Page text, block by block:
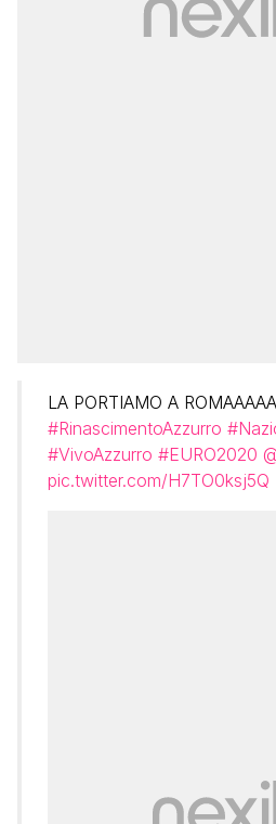
LA PORTIAMO A
#RinascimentoAzzurro
#VivoAzzurro #EURO2020
pic.twitter.com/H7TO0ksj5Q